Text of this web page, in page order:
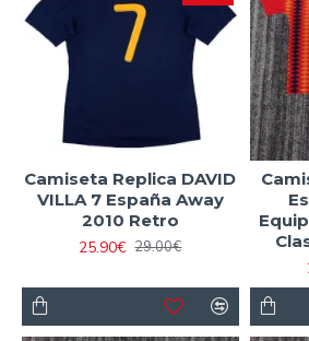
Camiseta Replica DAVID
VILLA 7 España Away
2010 Retro
25.90€ 29.00€